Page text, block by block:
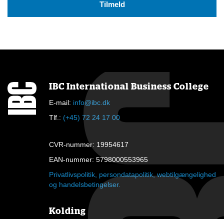
IBC International Business College
E-mail: info@ibc.dk
Tlf.: (+45) 72 24 17 00
CVR-nummer: 19954617
EAN-nummer: 5798000553965
Privatlivspolitik, persondatapolitik, webtilgængelighed
og handelsbetingelser.
Kolding